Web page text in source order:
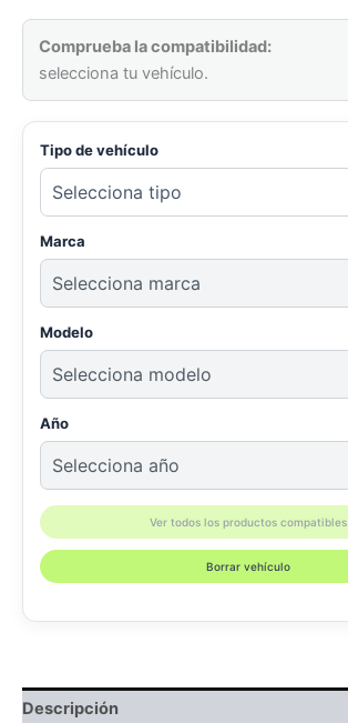
Comprueba la compatibilidad:
selecciona tu vehículo.
Tipo de vehículo
Marca
Modelo
Año
Ver todos los productos compatibles
Borrar vehículo
Descripción